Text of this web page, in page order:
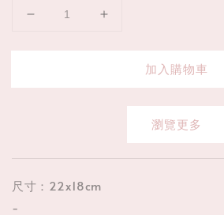
加入購物車
瀏覽更多
尺寸：22x18cm
-